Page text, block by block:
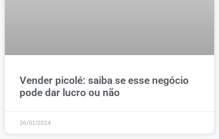
Vender picolé: saiba se esse negócio
pode dar lucro ou não
26/01/2024